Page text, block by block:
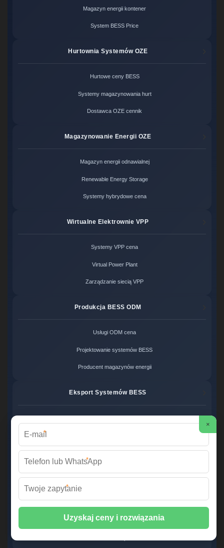
Magazyn energii kontener
System BESS Price
Hurtownia Systemów OZE
Hurtowe ceny BESS
Systemy magazynowania hurt
Dostawca OZE cennik
Magazynowanie Energii OZE
Magazyn energii odnawialnej
Renewable Energy Storage
Systemy hybrydowe cena
Wirtualne Elektrownie VPP
Systemy VPP cena
Virtual Power Plant
Zarządzanie siecią VPP
Produkcja BESS ODM
Usługi ODM cena
Projektowanie systemów BESS
Producent magazynów energii
Eksport Systemów BESS
Global Energy Solutions
Systemy Zero Carbon
Zero Carbon Energy
×
*
*
*